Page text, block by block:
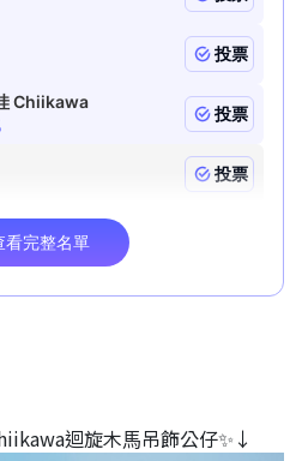
迴旋木⾺吊飾公仔✨↓